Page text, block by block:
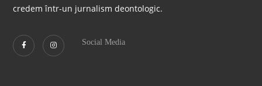
credem într-un jurnalism deontologic.
Social Media